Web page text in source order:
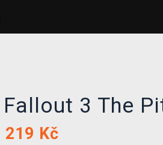
Fallout 3 The
219 Kč